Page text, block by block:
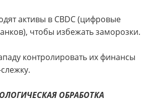
активы в CBDC (цифровые
чтобы избежать заморозки.
контролировать их финансы
ОБРАБОТКА